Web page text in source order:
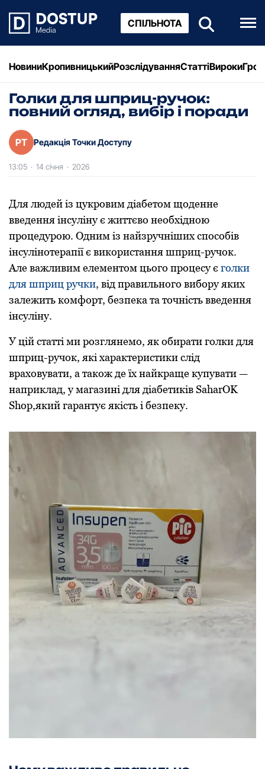
СПІЛЬНОТА
НовиниКропивницькийРозслідуванняСтаттіВироки
Голки для шприц-ручок:
повний огляд, вибір і поради
РТ Редакція Точки Доступу
13:05 · 14 січня · 2026
Для людей із цукровим діабетом щоденне
введення інсуліну є життєво необхідною
процедурою. Одним із найзручніших способів
інсулінотерапії є використання шприц-ручок.
Але важливим елементом цього процесу є голки
для шприц ручки, від правильного вибору яких
залежить комфорт, безпека та точність введення
інсуліну.
У цій статті ми розглянемо, як обирати голки для
шприц-ручок, які характеристики слід
враховувати, а також де їх найкраще купувати —
наприклад, у магазині для діабетиків SaharOK
Shop,який гарантує якість і безпеку.